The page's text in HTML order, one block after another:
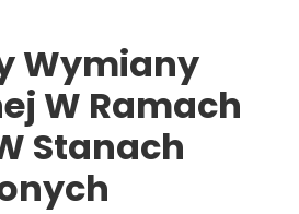
Wymiany
W Ramach
Stanach